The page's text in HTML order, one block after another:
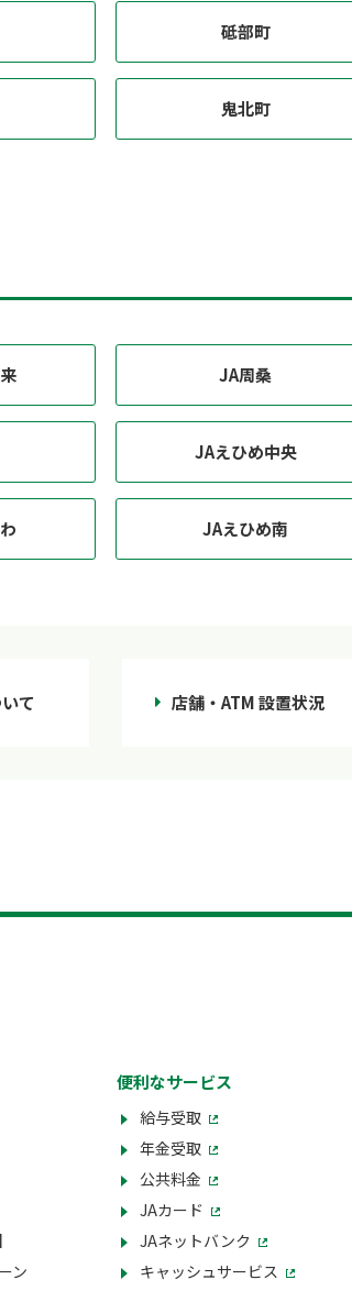
砥部町
鬼北町
JA周桑
JAえひめ中央
JAえひめ南
て 店舗・ATM 設置状況
ン
便利なサービス
給与受取
年金受取
公共料金
JAカード
JAネットバンク
キャッシュサービス